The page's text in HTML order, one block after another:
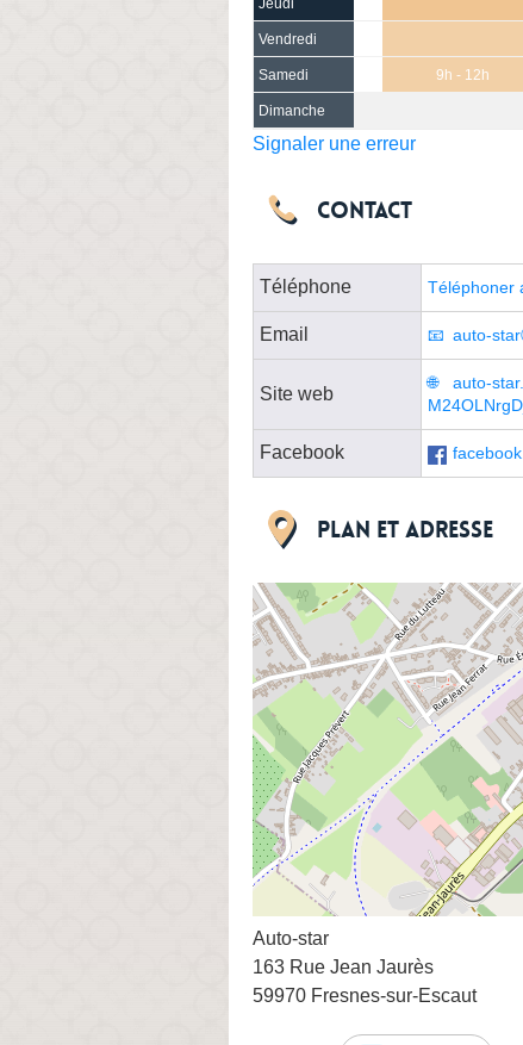
Jeudi
Vendredi
Samedi 9h - 12h
Dimanche
Signaler une erreur
Contact
Téléphone Téléphoner
Email auto-
Site web
auto-
Facebook
Plan et adresse
Auto-star
163 Rue Jean Jaurès
59970 Fresnes-sur-Escaut